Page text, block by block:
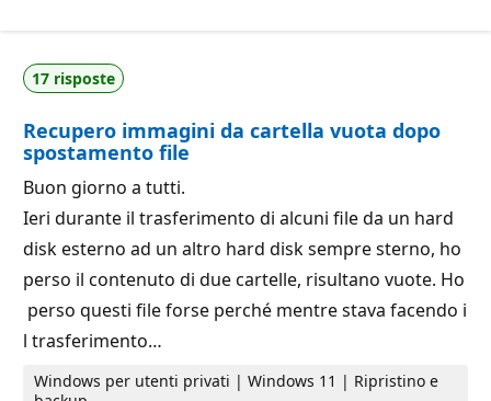
17 risposte
Recupero immagini da cartella vuota dopo
spostamento file
Buon giorno a tutti.
Ieri durante il trasferimento di alcuni file da un hard
disk esterno ad un altro hard disk sempre sterno, ho
perso il contenuto di due cartelle, risultano vuote. Ho
perso questi file forse perché mentre stava facendo i
l trasferimento…
Windows per utenti privati | Windows 11 | Ripristino e